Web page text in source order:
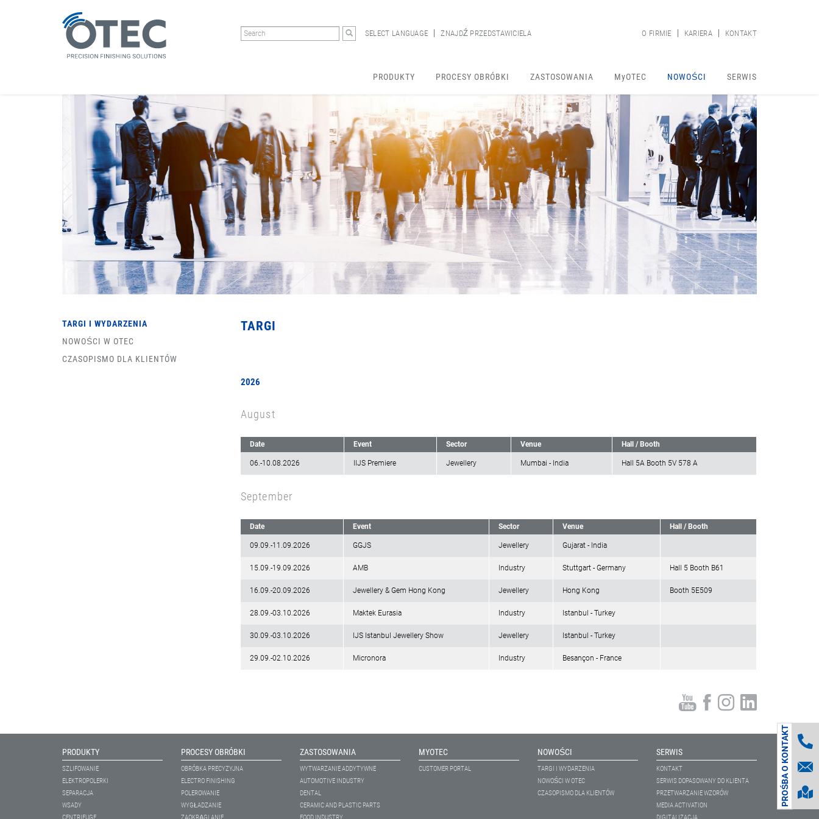
SELECT LANGUAGE ZNAJDŹ PRZEDSTAWICIELA O FIRMIE KARIERA KONTAKT
PRODUKTY PROCESY OBRÓBKI ZASTOSOWANIA MyOTEC NOWOŚCI SERWIS
TARGI I WYDARZENIA
NOWOŚCI W OTEC
CZASOPISMO DLA KLIENTÓW
TARGI
2026
August
Date Event Sector Venue Hall / Booth
06.-10.08.2026 IIJS Premiere Jewellery Mumbai - India Hall 5A Booth 5V 578 A
September
Date Event Sector Venue Hall / Booth
09.09.-11.09.2026 GGJS Jewellery Gujarat - India
15.09.-19.09.2026 AMB Industry Stuttgart - Germany Hall 5 Booth B61
16.09.-20.09.2026 Jewellery & Gem Hong Kong Jewellery Hong Kong Booth 5E509
28.09.-03.10.2026 Maktek Eurasia Industry Istanbul - Turkey
30.09.-03.10.2026 IJS Istanbul Jewellery Show Jewellery Istanbul - Turkey
29.09.-02.10.2026 Micronora Industry Besançon - France
PROŚBA O KONTAKT
PRODUKTY
SZLIFOWANIE
ELEKTROPOLERKI
SEPARACJA
WSADY
CENTRIFUGE
PROCESY OBRÓBKI
OBRÓBKA PRECYZYJNA
ELECTRO FINISHING
POLEROWANIE
WYGŁADZANIE
ZAOKRĄGLANIE
ZASTOSOWANIA
WYTWARZANIE ADDYTYWNE
AUTOMOTIVE INDUSTRY
DENTAL
CERAMIC AND PLASTIC PARTS
FOOD INDUSTRY
MYOTEC
CUSTOMER PORTAL
NOWOŚCI
TARGI I WYDARZENIA
NOWOŚCI W OTEC
CZASOPISMO DLA KLIENTÓW
SERWIS
KONTAKT
SERWIS DOPASOWANY DO KLIENTA
PRZETWARZANIE WZORÓW
MEDIA ACTIVATION
DIGITALIZACJA